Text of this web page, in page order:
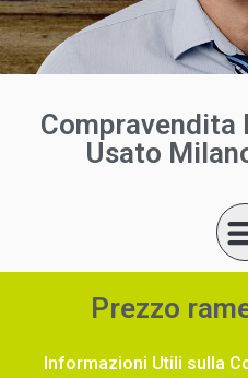
Compravendita
Usato
Prezzo
Informazioni Utili sulla